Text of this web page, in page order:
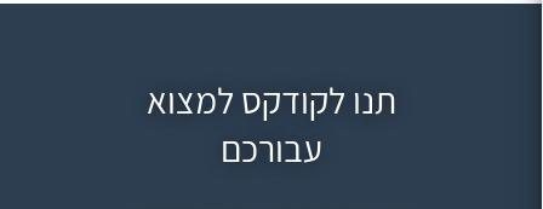
תנו לקודקס למצוא
עבורכם